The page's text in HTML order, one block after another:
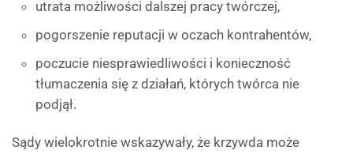
utrata możliwości dalszej pracy twórczej,
pogorszenie reputacji w oczach kontrahentów,
poczucie niesprawiedliwości i konieczność
tłumaczenia się z działań, których twórca nie
podjął.
Sądy wielokrotnie wskazywały, że krzywda może